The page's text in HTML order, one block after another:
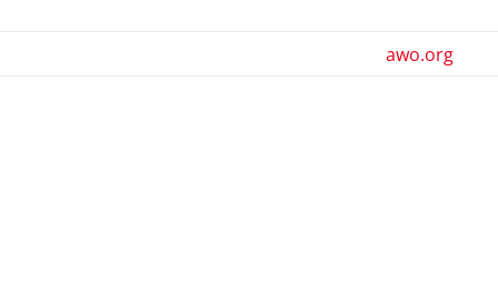
awo.org